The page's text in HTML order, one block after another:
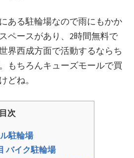
ある駐輪場なので雨にもかか
ペースがあり、2時間無料で
界西成方面で活動するならち
もちろんキューズモールで買
どね。
目次
駐輪場
バイク駐輪場